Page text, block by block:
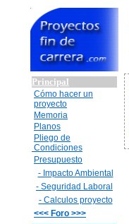
Principal
Cómo hacer un
proyecto
Memoria
Planos
Pliego de
Condiciones
Presupuesto
- Impacto Ambiental
- Seguridad Laboral
- Calculos proyecto
<<< Foro >>>